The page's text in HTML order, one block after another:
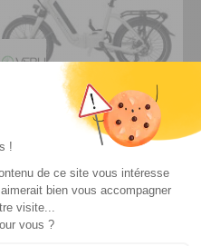
Vélo pliant à assistance
électrique Jazzy
VEPLI